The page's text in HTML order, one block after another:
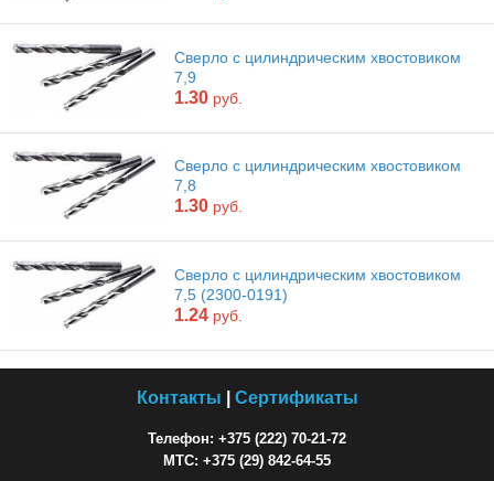
Сверло с цилиндрическим хвостовиком
7,9
1.30 руб.
Сверло с цилиндрическим хвостовиком
7,8
1.30 руб.
Сверло с цилиндрическим хвостовиком
7,5 (2300-0191)
1.24 руб.
Контакты Сертификаты
Телефон: +375 (222) 70-21-72
МТС: +375 (29) 842-64-55